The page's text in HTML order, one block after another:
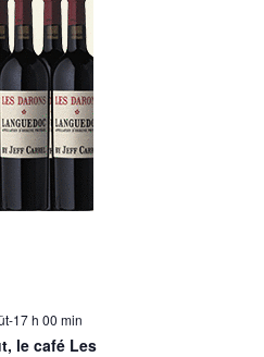
17 h 00 min
le café Les